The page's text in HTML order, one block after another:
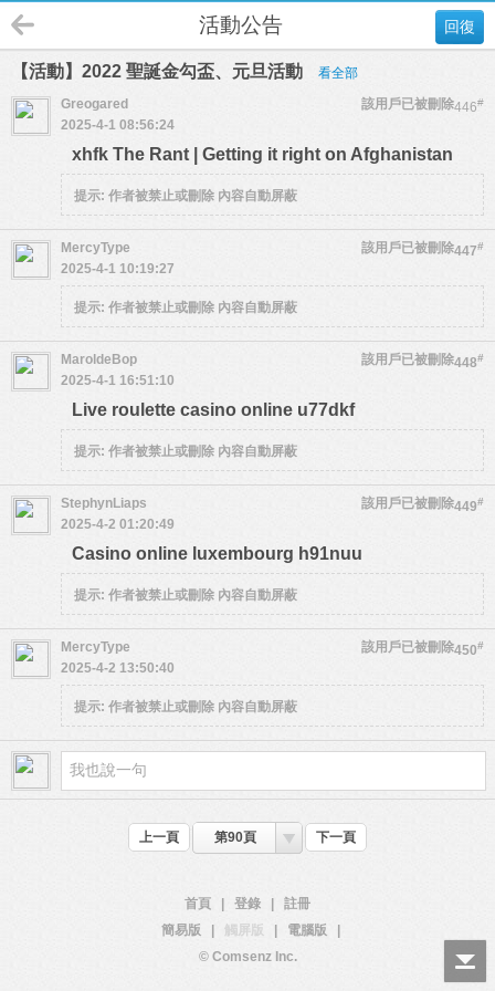
回復
活動公告
【活動】2022 聖誕金勾盃、元旦活動 看全部
446#
Greogared
該用戶已被刪除
2025-4-1 08:56:24
xhfk The Rant | Getting it right on Afghanistan
提示: 作者被禁止或刪除 內容自動屏蔽
447#
MercyType
該用戶已被刪除
2025-4-1 10:19:27
提示: 作者被禁止或刪除 內容自動屏蔽
448#
MaroldeBop
該用戶已被刪除
2025-4-1 16:51:10
Live roulette casino online u77dkf
提示: 作者被禁止或刪除 內容自動屏蔽
449#
StephynLiaps
該用戶已被刪除
2025-4-2 01:20:49
Casino online luxembourg h91nuu
提示: 作者被禁止或刪除 內容自動屏蔽
450#
MercyType
該用戶已被刪除
2025-4-2 13:50:40
提示: 作者被禁止或刪除 內容自動屏蔽
上一頁 第90頁 下一頁
首頁 登錄
註冊
簡易版
觸屏版 電腦版
© Comsenz Inc.